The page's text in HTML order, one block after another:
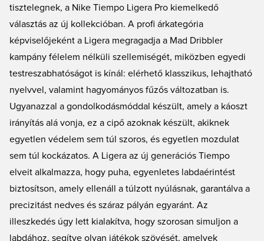
tisztelegnek, a Nike Tiempo Ligera Pro kiemelkedő
választás az új kollekcióban. A profi árkategória
képviselőjeként a Ligera megragadja a Mad Dribbler
kampány félelem nélküli szellemiségét, miközben egyedi
testreszabhatóságot is kínál: elérhető klasszikus, lehajtható
nyelvvel, valamint hagyományos fűzős változatban is.
Ugyanazzal a gondolkodásmóddal készült, amely a káoszt
irányítás alá vonja, ez a cipő azoknak készült, akiknek
egyetlen védelem sem túl szoros, és egyetlen mozdulat
sem túl kockázatos. A Ligera az új generációs Tiempo
elveit alkalmazza, hogy puha, egyenletes labdaérintést
biztosítson, amely ellenáll a túlzott nyúlásnak, garantálva a
precizitást nedves és száraz pályán egyaránt. Az
illeszkedés úgy lett kialakítva, hogy szorosan simuljon a
labdához, segítve olyan játékok szövését, amelyek